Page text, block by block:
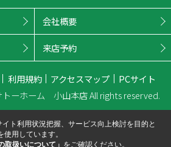
会社概要
来店予約
利用規約 アクセスマップ
PCサイト
ーホーム 小山本店 All rights reserved.
ト利用状況把握、サービス向上検討を目的と
用しています。
取扱いについて」 をご確認ください。